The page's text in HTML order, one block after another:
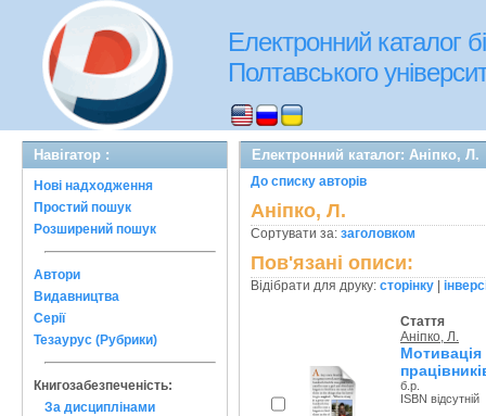
Електронний каталог
Полтавського
Навігатор :
Нові надходження
Простий пошук
Розширений пошук
Автори
Видавництва
Серії
Тезаурус (Рубрики)
Книгозабезпеченість:
За дисциплінами
Електронний каталог: Аніпко, Л.
До списку авторів
Аніпко, Л.
Сортувати за: заголовком
Пов'язані описи:
Відібрати для друку: сторінку
Стаття
Аніпко, Л.
б.р.
ISBN відсутній